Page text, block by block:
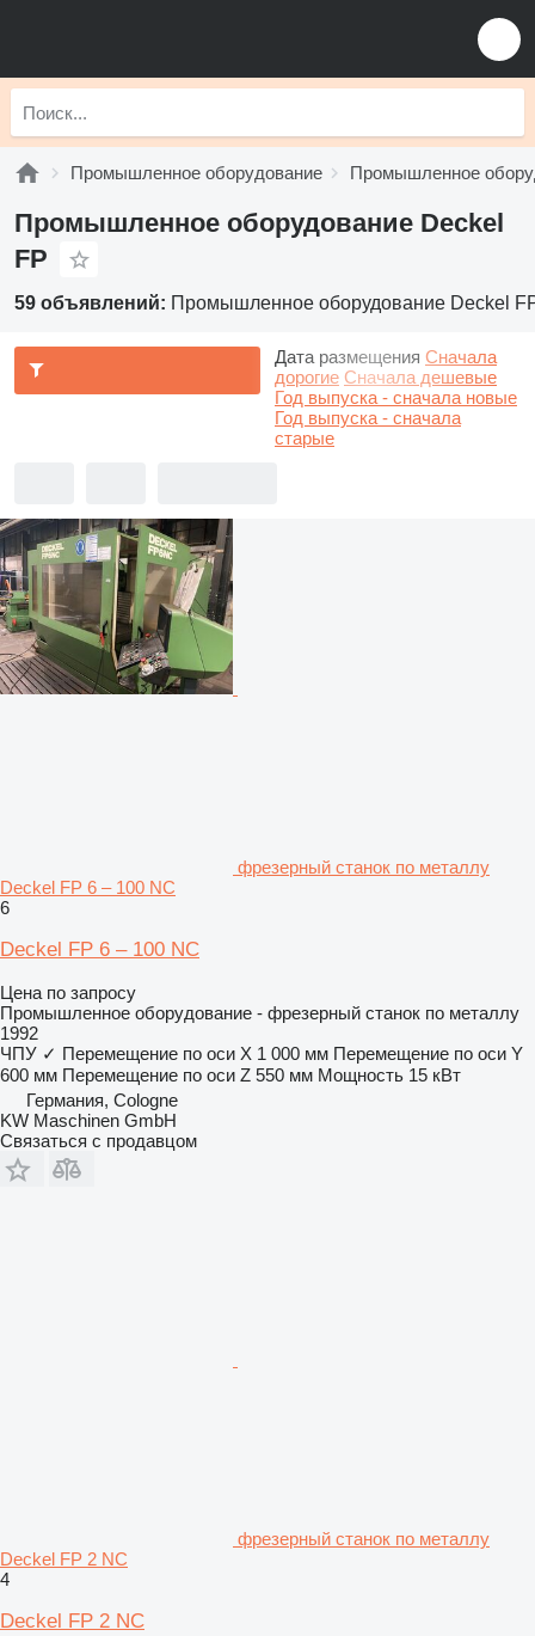
Промышленное оборудование Промышленное
Промышленное оборудование Deckel
FP
59 объявлений: Промышленное оборудование Deckel
Дата размещения Сначала
дорогие Сначала дешевые
Год выпуска - сначала новые
Год выпуска - сначала
старые
фрезерный станок по металлу
Deckel FP 6 – 100 NC
6
Deckel FP 6 – 100 NC
Цена по запросу
Промышленное оборудование - фрезерный станок по металлу
1992
ЧПУ ✓ Перемещение по оси X 1 000 мм Перемещение по оси Y
600 мм Перемещение по оси Z 550 мм Мощность 15 кВт
Германия, Cologne
KW Maschinen GmbH
Связаться с продавцом
фрезерный станок по металлу
Deckel FP 2 NC
4
Deckel FP 2 NC